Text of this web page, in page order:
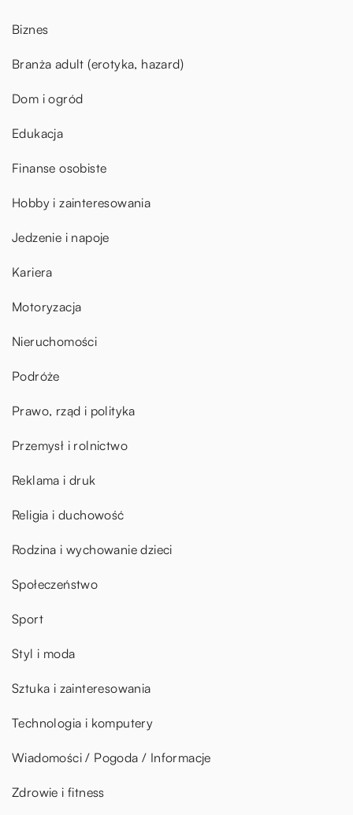
Biznes
Branża adult (erotyka, hazard)
Dom i ogród
Edukacja
Finanse osobiste
Hobby i zainteresowania
Jedzenie i napoje
Kariera
Motoryzacja
Nieruchomości
Podróże
Prawo, rząd i polityka
Przemysł i rolnictwo
Reklama i druk
Religia i duchowość
Rodzina i wychowanie dzieci
Społeczeństwo
Sport
Styl i moda
Sztuka i zainteresowania
Technologia i komputery
Wiadomości / Pogoda / Informacje
Zdrowie i fitness